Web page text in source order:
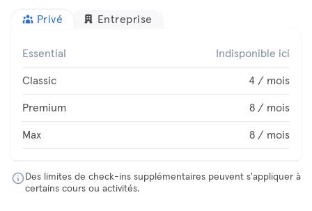
Privé Entreprise
Essential Indisponible ici
Classic 4 / mois
Premium 8 / mois
Max 8 / mois
Des limites de check-ins supplémentaires peuvent s'appliquer à
certains cours ou activités.